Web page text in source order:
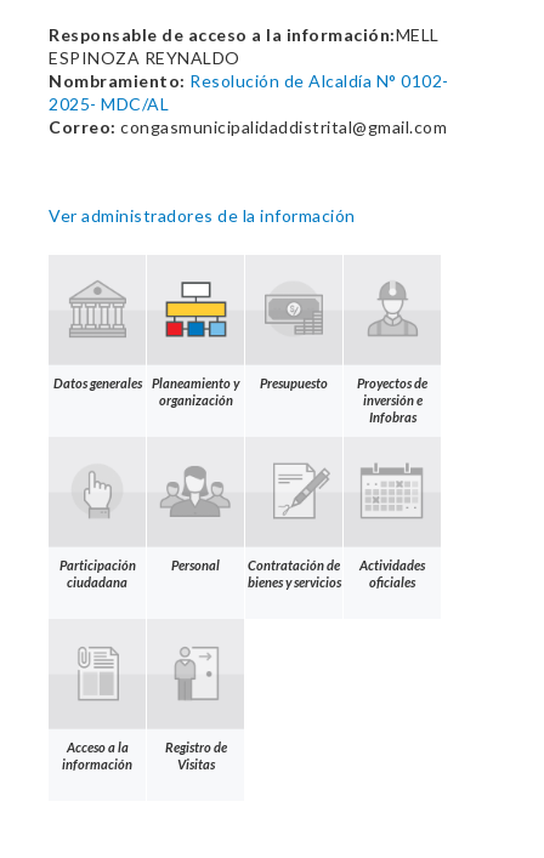
Responsable de acceso a la información:MELL
ESPINOZA REYNALDO
Nombramiento: Resolución de Alcaldía N° 0102-
2025- MDC/AL
Correo: congasmunicipalidaddistrital@gmail.com
Ver administradores de la información
Datos generales
Planeamiento y
organización
Presupuesto
Proyectos de
inversión e
Infobras
Participación
ciudadana
Personal
Contratación de
bienes y servicios
Actividades
oficiales
Acceso a la
información
Registro de
Visitas